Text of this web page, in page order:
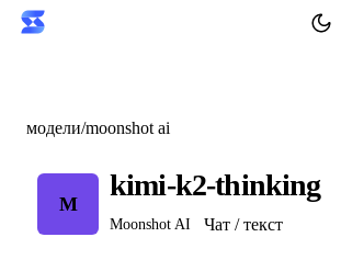
модели/moonshot ai
M
kimi-k2-thinking
Moonshot AI Чат / текст